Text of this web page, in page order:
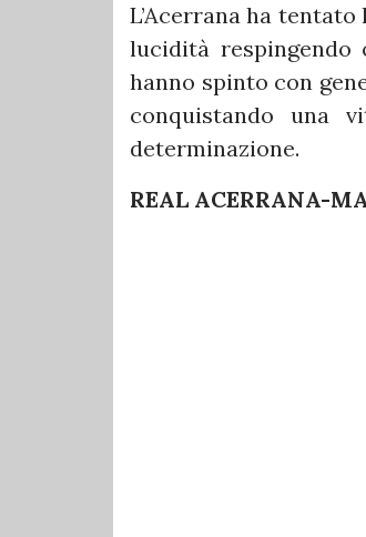
L’Acerrana ha
lucidità
hanno spinto con
conquistando una
determinazione.
REAL ACERRANA-